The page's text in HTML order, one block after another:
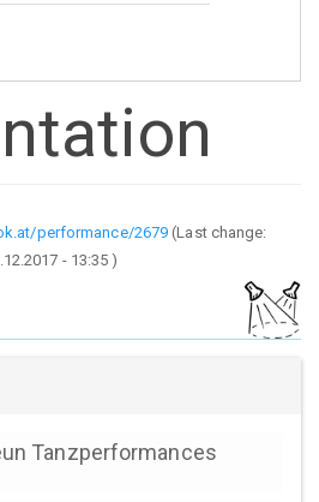
performance/2679 (Last change:
- 13:35 )
Tanzperformances